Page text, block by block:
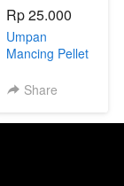
Rp 25.000
Umpan
Mancing Pellet
Aroma Amis
Amis 1
Share